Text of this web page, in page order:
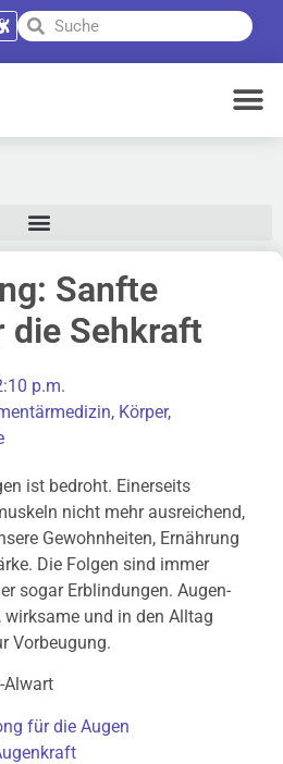
Sanfte
die Sehkraft
p.m.
, Körper,
ist bedroht. Einerseits
nicht mehr ausreichend,
Gewohnheiten, Ernährung
Die Folgen sind immer
sogar Erblindungen. Augen-
und in den Alltag
Vorbeugung.
Alwart
für die Augen